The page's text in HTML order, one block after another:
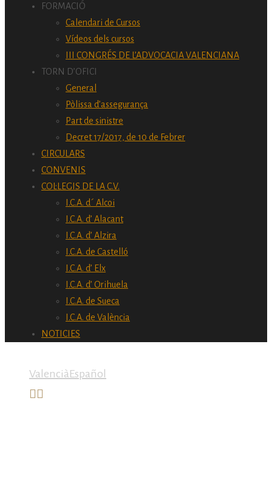
FORMACIÓ
Calendari de Cursos
Vídeos dels cursos
III CONGRÉS DE L’ADVOCACIA VALENCIANA
TORN D’OFICI
General
Pòlissa d’assegurança
Part de sinistre
Decret 17/2017, de 10 de Febrer
CIRCULARS
CONVENIS
COL·LEGIS DE LA C.V.
I.C.A. d´ Alcoi
I.C.A. d’ Alacant
I.C.A. d’ Alzira
I.C.A. de Castelló
I.C.A. d’ Elx
I.C.A. d’ Orihuela
I.C.A. de Sueca
I.C.A. de València
NOTICIES
ValenciàEspañol